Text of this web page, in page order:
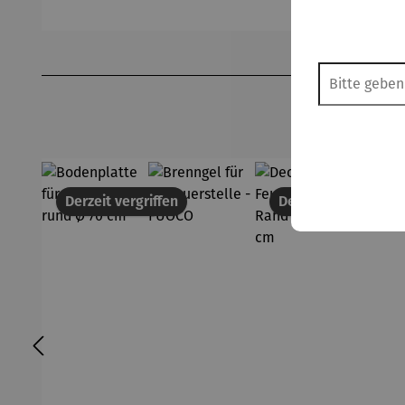
Derzeit vergriffen Derzeit vergriffen